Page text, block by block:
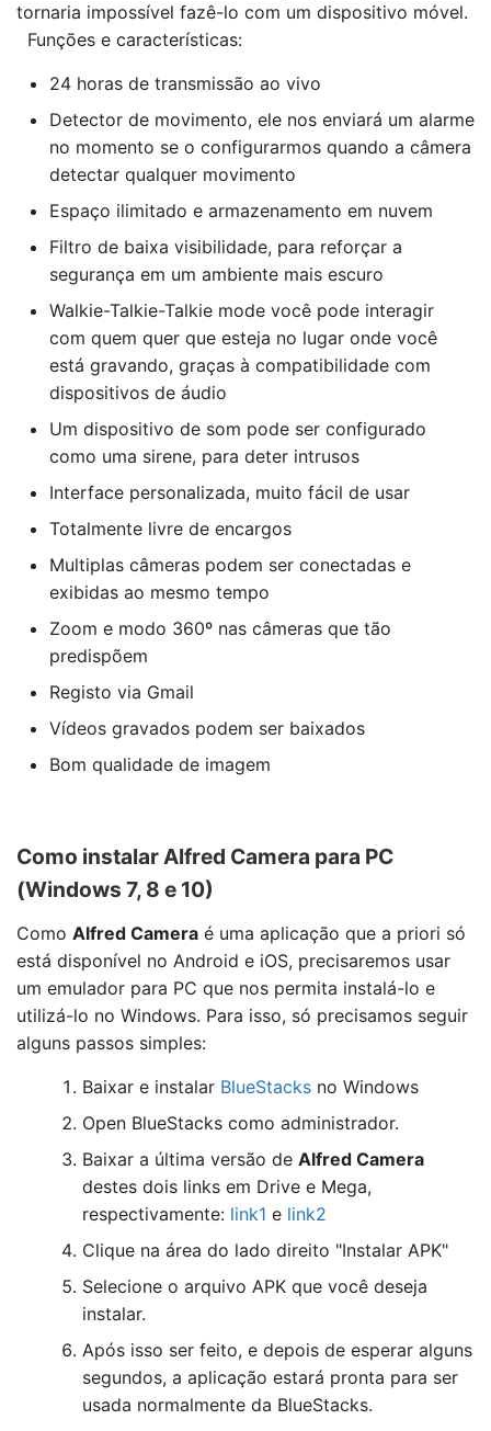
tornaria impossível fazê-lo com um dispositivo móvel.
Funções e características:
24 horas de transmissão ao vivo
Detector de movimento, ele nos enviará um alarme
no momento se o configurarmos quando a câmera
detectar qualquer movimento
Espaço ilimitado e armazenamento em nuvem
Filtro de baixa visibilidade, para reforçar a
segurança em um ambiente mais escuro
Walkie-Talkie-Talkie mode você pode interagir
com quem quer que esteja no lugar onde você
está gravando, graças à compatibilidade com
dispositivos de áudio
Um dispositivo de som pode ser configurado
como uma sirene, para deter intrusos
Interface personalizada, muito fácil de usar
Totalmente livre de encargos
Multiplas câmeras podem ser conectadas e
exibidas ao mesmo tempo
Zoom e modo 360º nas câmeras que tão
predispõem
Registo via Gmail
Vídeos gravados podem ser baixados
Bom qualidade de imagem
Como instalarAlfred Camera para PC
(Windows 7, 8 e 10)
Como Alfred Camera é uma aplicação que a priori só
está disponível no Android e iOS, precisaremos usar
um emulador para PC que nos permita instalá-lo e
utilizá-lo no Windows. Para isso, só precisamos seguir
alguns passos simples:
Baixar e instalar BlueStacks no Windows
Open BlueStacks como administrador.
Baixar a última versão de Alfred Camera
destes dois links em Drive e Mega,
respectivamente: link1 e link2
Clique na área do lado direito "Instalar APK"
Selecione o arquivo APK que você deseja
instalar.
Após isso ser feito, e depois de esperar alguns
segundos, a aplicação estará pronta para ser
usada normalmente da BlueStacks.